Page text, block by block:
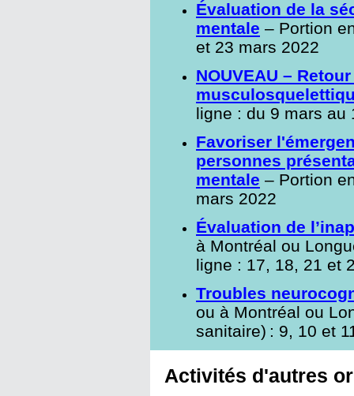
Évaluation de la
mentale – Portion
et 23 mars 2022
NOUVEAU –
ligne : du 9 mars au
Favoriser
personnes
mentale – Portion
mars 2022
Évaluation de
à Montréal ou
ligne : 17, 18, 21 et
Troubles
ou à Montréal ou
sanitaire) : 9, 10 et
Activités d'autres